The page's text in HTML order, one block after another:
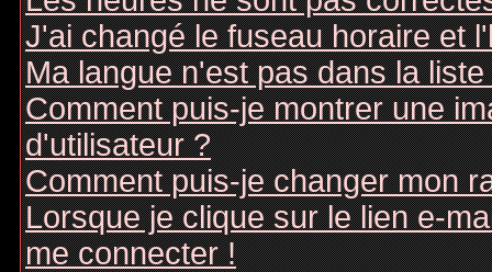
J'ai changé le fuseau horaire et
Ma langue n'est pas dans la liste
Comment puis-je montrer une
d'utilisateur ?
Comment puis-je changer mon
Lorsque je clique sur le lien e-
me connecter !